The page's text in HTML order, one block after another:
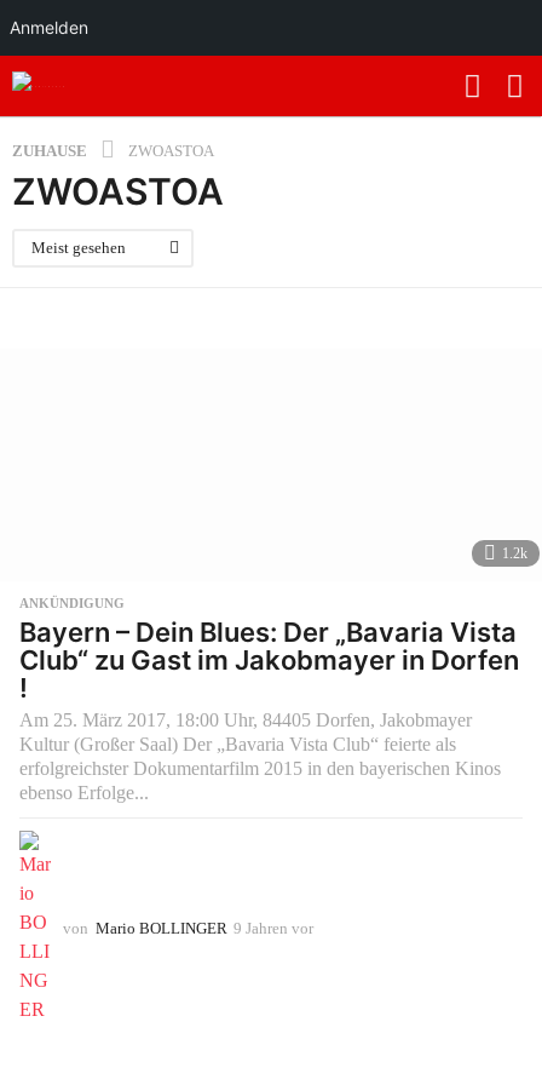
Anmelden
ZUHAUSE ZWOASTOA
ZWOASTOA
Meist gesehen
1.2k
ANKÜNDIGUNG
Bayern – Dein Blues: Der „Bavaria Vista
Club“ zu Gast im Jakobmayer in Dorfen
!
Am 25. März 2017, 18:00 Uhr, 84405 Dorfen, Jakobmayer
Kultur (Großer Saal) Der „Bavaria Vista Club“ feierte als
erfolgreichster Dokumentarfilm 2015 in den bayerischen Kinos
ebenso Erfolge...
von Mario BOLLINGER 9 Jahren vor